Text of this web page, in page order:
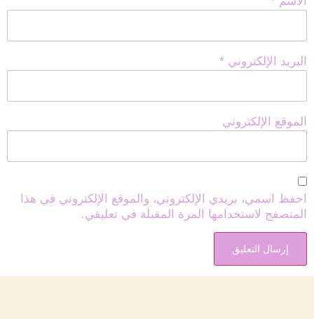
البريد الإلكتروني *
الموقع الإلكتروني
احفظ اسمي، بريدي الإلكتروني، والموقع الإلكتروني في هذا
المتصفح لاستخدامها المرة المقبلة في تعليقي.